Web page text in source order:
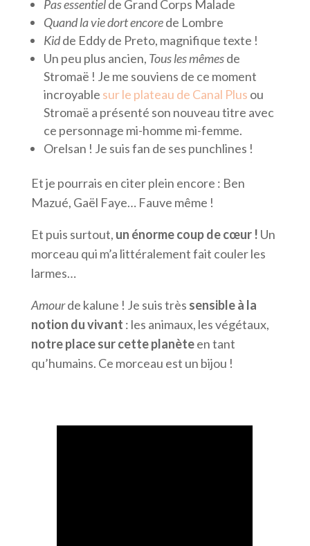
Pas essentielde Grand Corps Malade
Quand la vie dort encorede Lombre
Kidde Eddy de Preto, magnifique texte !
Un peu plus ancien, Tous les mêmesde
Stromaë ! Je me souviens de ce moment
incroyable sur le plateau de Canal Plus ou
Stromaë a présenté son nouveau titre avec
ce personnage mi-homme mi-femme.
Orelsan ! Je suis fan de ses punchlines !
Et je pourrais en citer plein encore : Ben
Mazué, Gaël Faye… Fauve même !
Et puis surtout, un énorme coup de cœur ! Un
morceau qui m’a littéralement fait couler les
larmes…
Amourde kalune ! Je suis très sensible à la
notion du vivant : les animaux, les végétaux,
notre place sur cette planèteen tant
qu’humains. Ce morceau est un bijou !